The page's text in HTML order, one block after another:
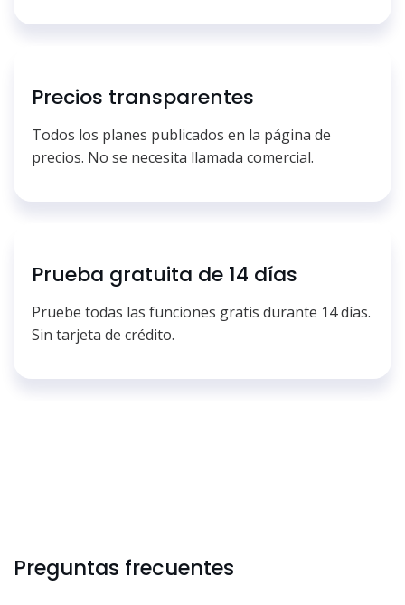
Precios transparentes
Todos los planes publicados en la página de
precios. No se necesita llamada comercial.
Prueba gratuita de 14 días
Pruebe todas las funciones gratis durante 14 días.
Sin tarjeta de crédito.
Preguntas frecuentes